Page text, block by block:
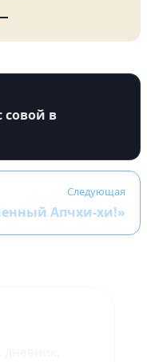
совой в
Следующая
Апчхи-хи!»